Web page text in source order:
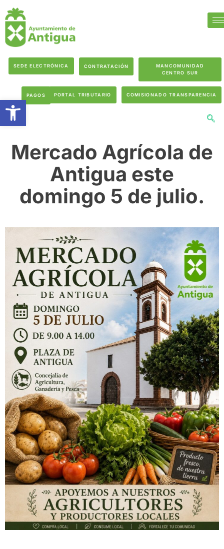
SEDE ELECTRÓNICA CONTRATACIÓN
MANCOMUNIDAD
CENTRO SUR
PAGOS PORTAL TRIBUTARIO COMISIONADO TRANSPARENCIA
Mercado Agrícola de
Antigua este
domingo 5 de julio.
Abrir barra de herramientas